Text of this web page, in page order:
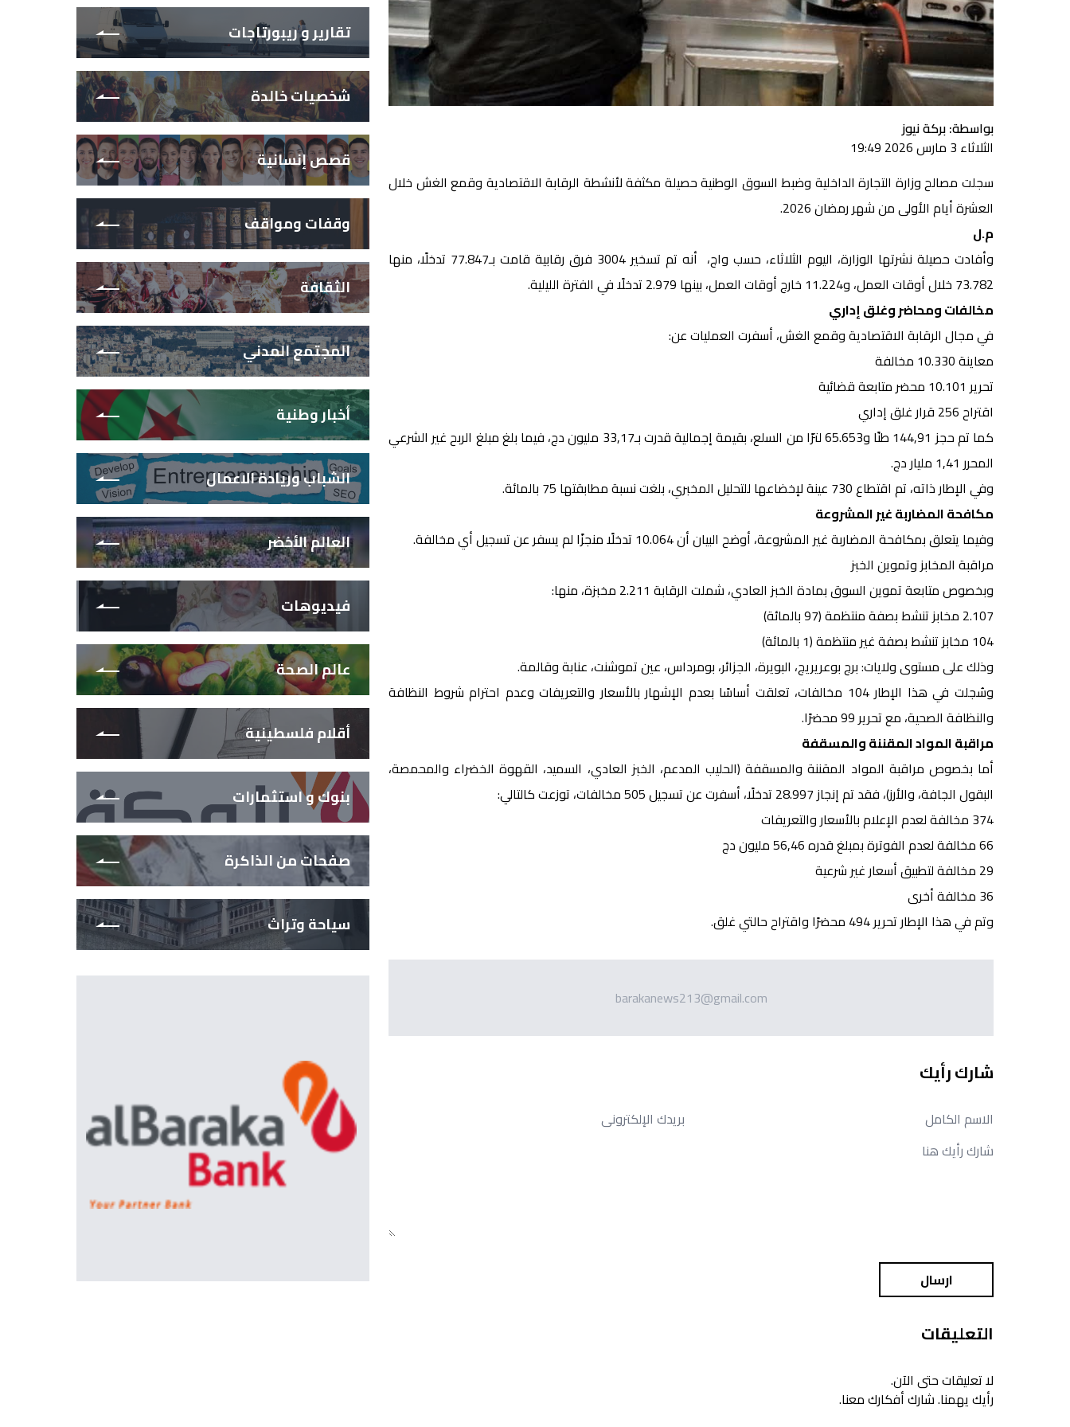
بواسطة: بركة نيوز
الثلاثاء 3 مارس 2026 19:49
سجلت مصالح وزارة التجارة الداخلية وضبط السوق الوطنية حصيلة مكثفة لأنشطة الرقابة الاقتصادية وقمع الغش خلال
العشرة أيام الأولى من شهر رمضان 2026.
م.ل
وأفادت حصيلة نشرتها الوزارة، اليوم الثلاثاء، حسب واج، أنه تم تسخير 3004 فرق رقابية قامت بـ77.847 تدخلًا، منها
73.782 خلال أوقات العمل، و11.224 خارج أوقات العمل، بينها 2.979 تدخلًا في الفترة الليلية.
مخالفات ومحاضر وغلق إداري
في مجال الرقابة الاقتصادية وقمع الغش، أسفرت العمليات عن:
معاينة 10.330 مخالفة
تحرير 10.101 محضر متابعة قضائية
اقتراح 256 قرار غلق إداري
كما تم حجز 144,91 طنًا و65.653 لترًا من السلع، بقيمة إجمالية قدرت بـ33,17 مليون دج، فيما بلغ مبلغ الربح غير الشرعي
المحرر 1,41 مليار دج.
وفي الإطار ذاته، تم اقتطاع 730 عينة لإخضاعها للتحليل المخبري، بلغت نسبة مطابقتها 75 بالمائة.
مكافحة المضاربة غير المشروعة
وفيما يتعلق بمكافحة المضاربة غير المشروعة، أوضح البيان أن 10.064 تدخلًا منجزًا لم يسفر عن تسجيل أي مخالفة.
مراقبة المخابز وتموين الخبز
وبخصوص متابعة تموين السوق بمادة الخبز العادي، شملت الرقابة 2.211 مخبزة، منها:
2.107 مخابز تنشط بصفة منتظمة (97 بالمائة)
104 مخابز تنشط بصفة غير منتظمة (1 بالمائة)
وذلك على مستوى ولايات: برج بوعريريج، البويرة، الجزائر، بومرداس، عين تموشنت، عنابة وقالمة.
وسُجلت في هذا الإطار 104 مخالفات، تعلقت أساسًا بعدم الإشهار بالأسعار والتعريفات وعدم احترام شروط النظافة
والنظافة الصحية، مع تحرير 99 محضرًا.
مراقبة المواد المقننة والمسقفة
أما بخصوص مراقبة المواد المقننة والمسقفة (الحليب المدعم، الخبز العادي، السميد، القهوة الخضراء والمحمصة،
البقول الجافة، والأرز)، فقد تم إنجاز 28.997 تدخلًا، أسفرت عن تسجيل 505 مخالفات، توزعت كالتالي:
374 مخالفة لعدم الإعلام بالأسعار والتعريفات
66 مخالفة لعدم الفوترة بمبلغ قدره 56,46 مليون دج
29 مخالفة لتطبيق أسعار غير شرعية
36 مخالفة أخرى
وتم في هذا الإطار تحرير 494 محضرًا واقتراح حالتي غلق.
barakanews213@gmail.com
شارك رأيك
ارسال
التعليقات
لا تعليقات حتى الآن.
رأيك يهمنا. شارك أفكارك معنا.
تقارير و ريبورتاجات
شخصيات خالدة
قصص إنسانية
وقفات ومواقف
الثقافة
المجتمع المدني
أخبار وطنية
الشباب وريادة الاعمال
العالم الأخضر
فيديوهات
عالم الصحة
أقلام فلسطينية
بنوك و استثمارات
صفحات من الذاكرة
سياحة وتراث